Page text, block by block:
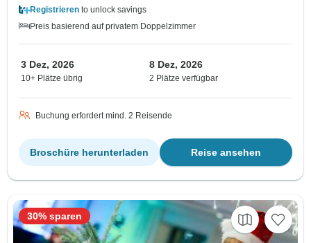
Registrieren to unlock savings
Preis basierend auf privatem Doppelzimmer
3 Dez, 2026
10+ Plätze übrig
8 Dez, 2026
2 Plätze verfügbar
Buchung erfordert mind. 2 Reisende
Reise ansehen
Broschüre herunterladen
30% sparen